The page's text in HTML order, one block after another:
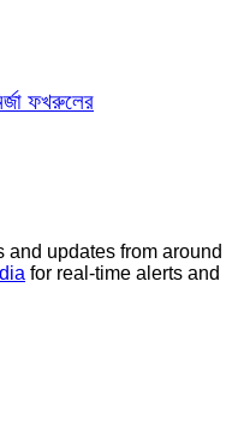
ফখরুলের
and updates from around
for real-time alerts and